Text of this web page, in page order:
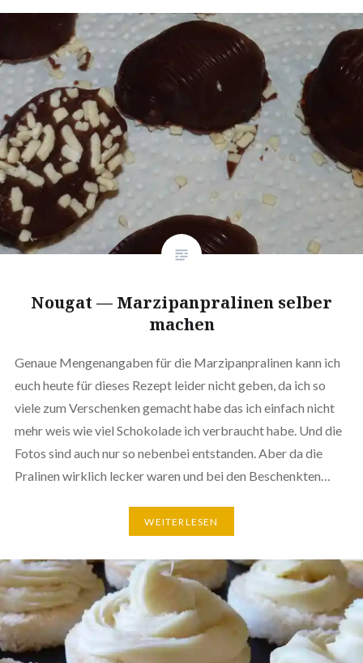
Nougat — Mar­zi­pan­pra­li­nen selber
machen
Genaue Men­gen­an­ga­ben für die Mar­zi­pan­pra­li­nen kann ich
euch heute für dieses Rezept leider nicht geben, da ich so
viele zum Ver­schen­ken gemacht habe das ich einfach nicht
mehr weis wie viel Scho­ko­la­de ich ver­braucht habe. Und die
Fotos sind auch nur so nebenbei ent­stan­den. Aber da die
Pralinen wirklich lecker waren und bei den Beschenkten…
WEI­TER­LE­SEN